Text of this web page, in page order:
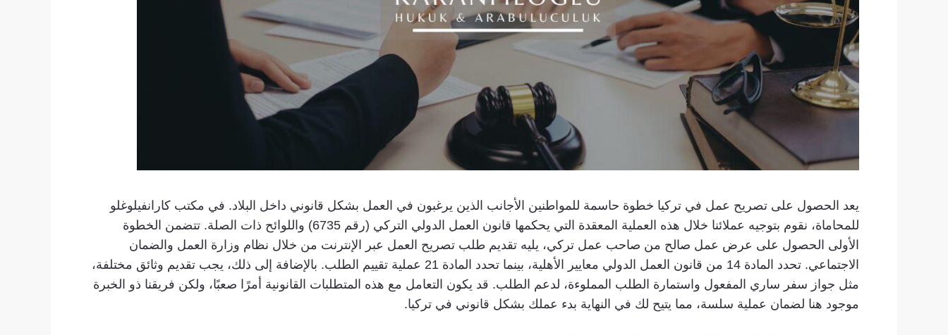
يعد الحصول على تصريح عمل في تركيا خطوة حاسمة للمواطنين الأجانب الذين يرغبون في العمل بشكل قانوني داخل البلاد. في مكتب كارانفيلوغلو
للمحاماة، نقوم بتوجيه عملائنا خلال هذه العملية المعقدة التي يحكمها قانون العمل الدولي التركي (رقم 6735) واللوائح ذات الصلة. تتضمن الخطوة
الأولى الحصول على عرض عمل صالح من صاحب عمل تركي، يليه تقديم طلب تصريح العمل عبر الإنترنت من خلال نظام وزارة العمل والضمان
الاجتماعي. تحدد المادة 14 من قانون العمل الدولي معايير الأهلية، بينما تحدد المادة 21 عملية تقييم الطلب. بالإضافة إلى ذلك، يجب تقديم وثائق مختلفة،
مثل جواز سفر ساري المفعول واستمارة الطلب المملوءة، لدعم الطلب. قد يكون التعامل مع هذه المتطلبات القانونية أمرًا صعبًا، ولكن فريقنا ذو الخبرة
موجود هنا لضمان عملية سلسة، مما يتيح لك في النهاية بدء عملك بشكل قانوني في تركيا.